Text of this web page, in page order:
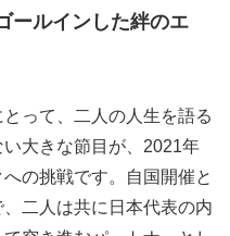
ールインした絆のエ
って、二人の人生を語る
い大きな節目が、2021年
の挑戦です。自国開催と
二人は共に日本代表の内